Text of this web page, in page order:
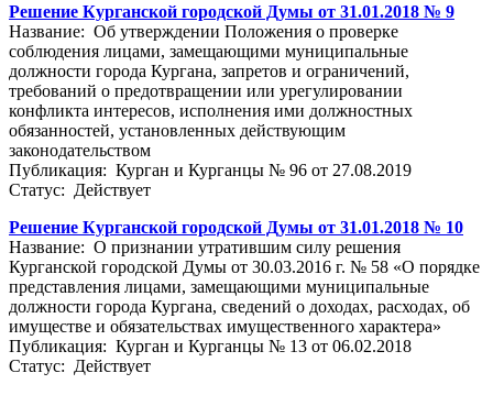
Решение Курганской городской Думы от 31.01.2018 № 9
Название: Об утверждении Положения о проверке
соблюдения лицами, замещающими муниципальные
должности города Кургана, запретов и ограничений,
требований о предотвращении или урегулировании
конфликта интересов, исполнения ими должностных
обязанностей, установленных действующим
законодательством
Публикация: Курган и Курганцы № 96 от 27.08.2019
Статус: Действует
Решение Курганской городской Думы от 31.01.2018 № 10
Название: О признании утратившим силу решения
Курганской городской Думы от 30.03.2016 г. № 58 «О порядке
представления лицами, замещающими муниципальные
должности города Кургана, сведений о доходах, расходах, об
имуществе и обязательствах имущественного характера»
Публикация: Курган и Курганцы № 13 от 06.02.2018
Статус: Действует